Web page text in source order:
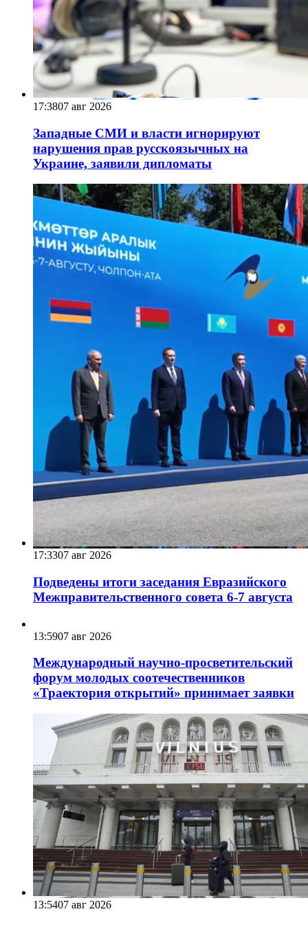
17:3807 авг 2026
Западные СМИ и власти игнорируют
нарушения прав русскоязычных на
Украине, заявили дипломаты
17:3307 авг 2026
Подведены итоги заседания Евразийского
Межправительственного совета 6-7 августа
13:5907 авг 2026
Международный научно-просветительский
форум молодых соотечественников
«Траектория открытий» принимает заявки
13:5407 авг 2026